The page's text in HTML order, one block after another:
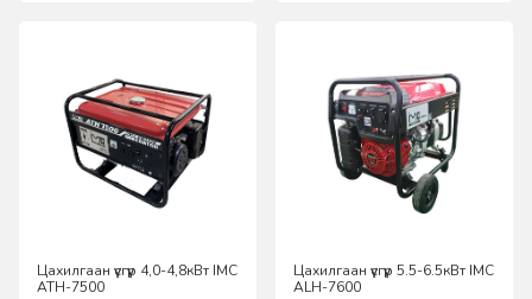
Цахилгаан үүсгүүр 4,0-4,8кВт IMC
ATH-7500
Цахилгаан үүсгүүр 5.5-6.5кВт IMC
ALH-7600